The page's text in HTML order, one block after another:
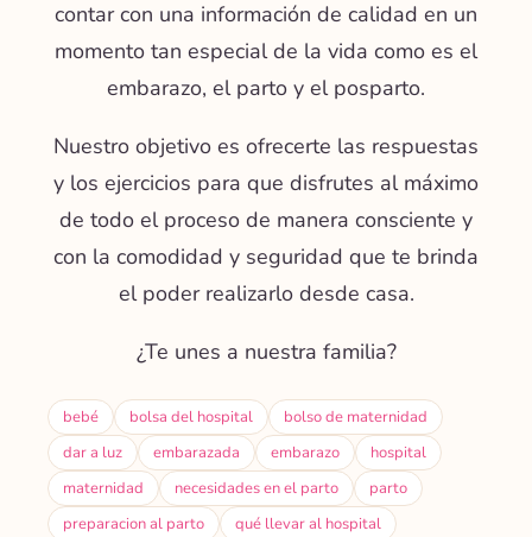
contar con una información de calidad en un
momento tan especial de la vida como es el
embarazo, el parto y el posparto.
Nuestro objetivo es ofrecerte las respuestas
y los ejercicios para que disfrutes al máximo
de todo el proceso de manera consciente y
con la comodidad y seguridad que te brinda
el poder realizarlo desde casa.
¿Te unes a nuestra familia?
bebé bolsa del hospital
bolso de maternidad
dar a luz
embarazada embarazo
hospital
maternidad
necesidades en el parto
parto
preparacion al parto
qué llevar al hospital